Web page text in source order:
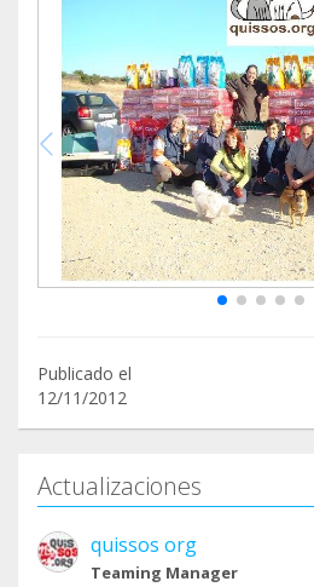
Publicado el
12/11/2012
Actualizaciones
quissos org
Teaming Manager